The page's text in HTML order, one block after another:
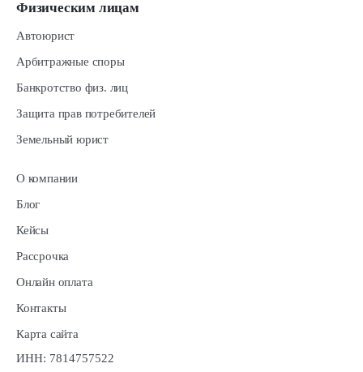
Физическим лицам
Автоюрист
Арбитражные споры
Банкротство физ. лиц
Защита прав потребителей
Земельный юрист
О компании
Блог
Кейсы
Рассрочка
Онлайн оплата
Контакты
Карта сайта
ИНН: 7814757522